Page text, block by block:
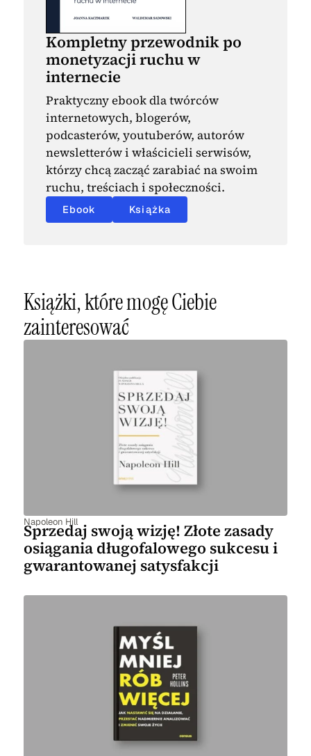
Kompletny przewodnik po
monetyzacji ruchu w
internecie
Praktyczny ebook dla twórców
internetowych, blogerów,
podcasterów, youtuberów, autorów
newsletterów i właścicieli serwisów,
którzy chcą zacząć zarabiać na swoim
ruchu, treściach i społeczności.
Ebook Książka
Książki, które mogę Ciebie
zainteresować
Napoleon Hill
Sprzedaj swoją wizję! Złote zasady
osiągania długofalowego sukcesu i
gwarantowanej satysfakcji